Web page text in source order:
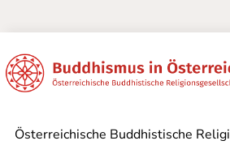
Österreichische Buddhistische